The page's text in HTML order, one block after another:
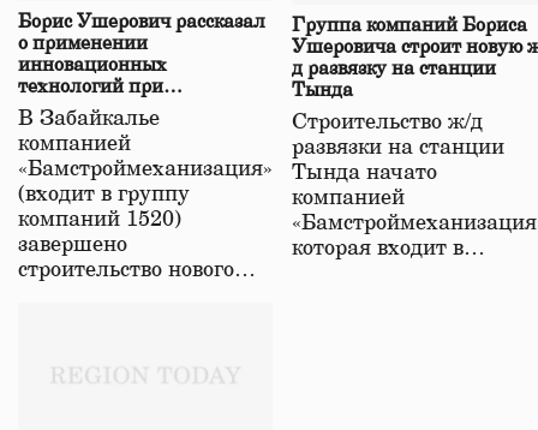
Борис Ушерович рассказал
о применении
инновационных
технологий при
строительстве нового моста
в Забайкалье
В Забайкалье
компанией
«Бамстроймеханизация»
(входит в группу
компаний 1520)
завершено
строительство нового…
Группа компаний Бориса
Ушеровича строит новую
д развязку на станции
Тында
Строительство ж/д
развязки на станции
Тында начато
компанией
которая входит в…